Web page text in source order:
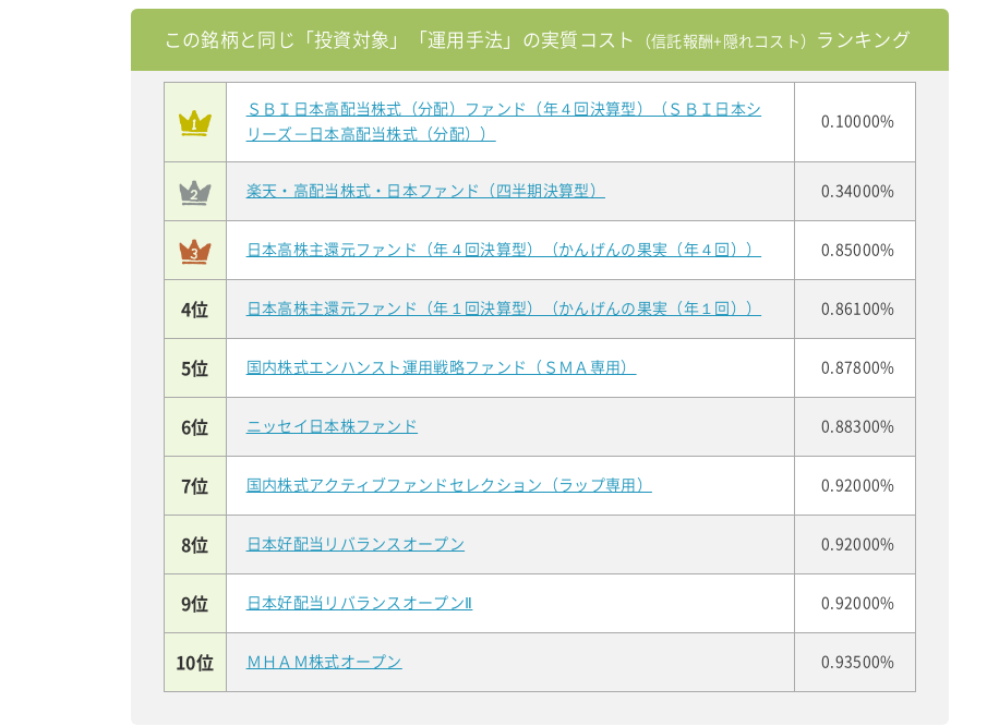
この銘柄と同じ「投資対象」「運用手法」の実質コスト （信託報酬+隠れコスト） ランキング
ＳＢＩ日本高配当株式（分配）ファンド（年４回決算型）（ＳＢＩ日本シ
リーズ－日本高配当株式（分配））
0.10000%
楽天・高配当株式・日本ファンド（四半期決算型） 0.34000%
日本高株主還元ファンド（年４回決算型）（かんげんの果実（年４回）） 0.85000%
4位 日本高株主還元ファンド（年１回決算型）（かんげんの果実（年１回）） 0.86100%
5位 国内株式エンハンスト運用戦略ファンド（ＳＭＡ専用） 0.87800%
6位 ニッセイ日本株ファンド 0.88300%
7位 国内株式アクティブファンドセレクション（ラップ専用） 0.92000%
8位 日本好配当リバランスオープン 0.92000%
9位 日本好配当リバランスオープンⅡ 0.92000%
10位 ＭＨＡＭ株式オープン 0.93500%